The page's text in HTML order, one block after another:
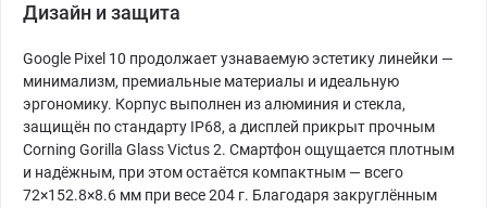
Дизайн и защита
Google Pixel 10 продолжает узнаваемую эстетику линейки —
минимализм, премиальные материалы и идеальную
эргономику. Корпус выполнен из алюминия и стекла,
защищён по стандарту IP68, а дисплей прикрыт прочным
Corning Gorilla Glass Victus 2. Смартфон ощущается плотным
и надёжным, при этом остаётся компактным — всего
72×152.8×8.6 мм при весе 204 г. Благодаря закруглённым